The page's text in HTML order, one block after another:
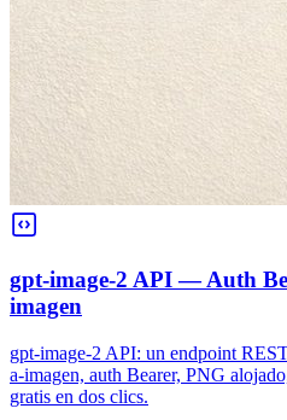
gpt-image-2 API — Auth
imagen
gpt-image-2 API: un endpoint
a-imagen, auth Bearer, PNG
gratis en dos clics.